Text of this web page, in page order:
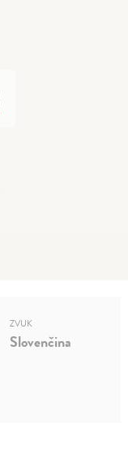
ZVUK
Slovenčina